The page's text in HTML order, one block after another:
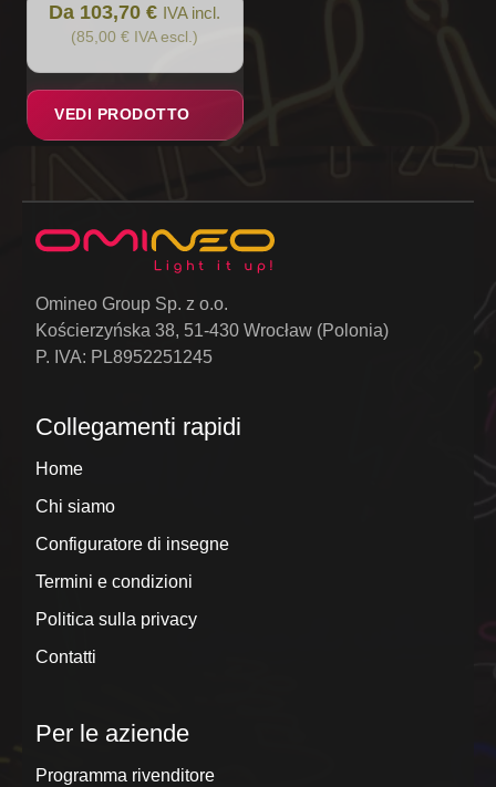
Da 103,70 € IVA incl.
(85,00 € IVA escl.)
VEDI PRODOTTO
Omineo Group Sp. z o.o.
Kościerzyńska 38, 51-430 Wrocław (Polonia)
P. IVA: PL8952251245
Collegamenti rapidi
Home
Chi siamo
Configuratore di insegne
Termini e condizioni
Politica sulla privacy
Contatti
Per le aziende
Programma rivenditore